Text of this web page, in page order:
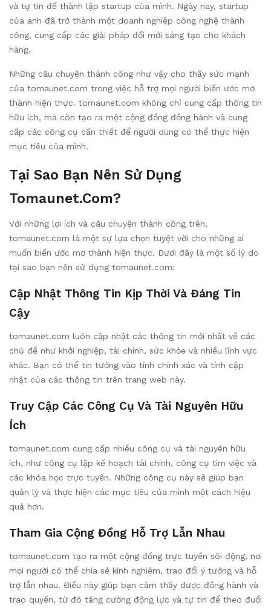
và tự tin để thành lập startup của mình. Ngày nay, startup
của anh đã trở thành một doanh nghiệp công nghệ thành
công, cung cấp các giải pháp đổi mới sáng tạo cho khách
hàng.
Những câu chuyện thành công như vậy cho thấy sức mạnh
của tomaunet.com trong việc hỗ trợ mọi người biến ước mơ
thành hiện thực. tomaunet.com không chỉ cung cấp thông tin
hữu ích, mà còn tạo ra một cộng đồng đồng hành và cung
cấp các công cụ cần thiết để người dùng có thể thực hiện
mục tiêu của mình.
Tại Sao Bạn Nên Sử Dụng
Tomaunet.com?
Với những lợi ích và câu chuyện thành công trên,
tomaunet.com là một sự lựa chọn tuyệt vời cho những ai
muốn biến ước mơ thành hiện thực. Dưới đây là một số lý do
tại sao bạn nên sử dụng tomaunet.com:
Cập Nhật Thông Tin Kịp Thời Và Đáng Tin
Cậy
tomaunet.com luôn cập nhật các thông tin mới nhất về các
chủ đề như khởi nghiệp, tài chính, sức khỏe và nhiều lĩnh vực
khác. Bạn có thể tin tưởng vào tính chính xác và tính cập
nhật của các thông tin trên trang web này.
Truy Cập Các Công Cụ Và Tài Nguyên Hữu
Ích
tomaunet.com cung cấp nhiều công cụ và tài nguyên hữu
ích, như công cụ lập kế hoạch tài chính, công cụ tìm việc và
các khóa học trực tuyến. Những công cụ này sẽ giúp bạn
quản lý và thực hiện các mục tiêu của mình một cách hiệu
quả hơn.
Tham Gia Cộng Đồng Hỗ Trợ Lẫn Nhau
tomaunet.com tạo ra một cộng đồng trực tuyến sôi động, nơi
mọi người có thể chia sẻ kinh nghiệm, trao đổi ý tưởng và hỗ
trợ lẫn nhau. Điều này giúp bạn cảm thấy được đồng hành và
trao quyền, từ đó tăng cường động lực và tự tin để theo đuổi